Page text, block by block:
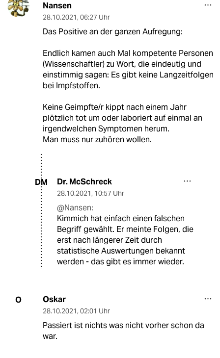
Nansen
28.10.2021, 06:27 Uhr
Das Positive an der ganzen Aufregung:
Endlich kamen auch Mal kompetente Personen
(Wissenschaftler) zu Wort, die eindeutig und
einstimmig sagen: Es gibt keine Langzeitfolgen
bei Impfstoffen.
Keine Geimpfte/r kippt nach einem Jahr
plötzlich tot um oder laboriert auf einmal an
irgendwelchen Symptomen herum.
Man muss nur zuhören wollen.
DM Dr. McSchreck
28.10.2021, 10:57 Uhr
@Nansen:
Kimmich hat einfach einen falschen
Begriff gewählt. Er meinte Folgen, die
erst nach längerer Zeit durch
statistische Auswertungen bekannt
werden - das gibt es immer wieder.
O Oskar
28.10.2021, 02:01 Uhr
Passiert ist nichts was nicht vorher schon da
war.